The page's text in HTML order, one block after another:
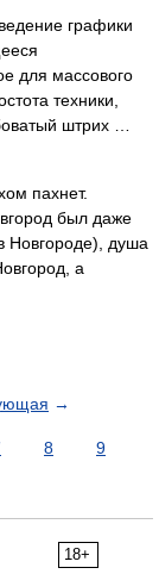
графики
для массового
техники,
штрих …
пахнет.
был даже
Новгороде), душа
а
→
8
9
18+